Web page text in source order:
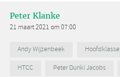
Peter Klanke
21 maart 2021 om 07:00
Andy Wijzenbeek Hoofdklasse
HTCC
Peter Dunki Jacobs